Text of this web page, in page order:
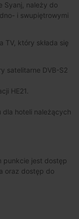
Syanj, należy do
i swupiętrowymi
TV, który składa się
satelitarne DVB-S2
HE21.
dla hoteli należących
punkcie jest dostęp
oraz dostęp do